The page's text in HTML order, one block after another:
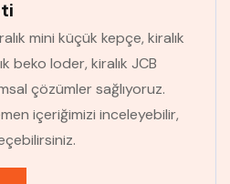
mini küçük kepçe, kiralık
beko loder, kiralık JCB
çözümler sağlıyoruz.
içeriğimizi inceleyebilir,